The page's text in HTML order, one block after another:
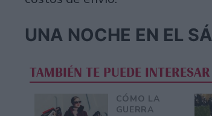
UNA NOCHE EN EL
TAMBIÉN TE PUEDE INTERESAR
CÓMO LA
GUERRA